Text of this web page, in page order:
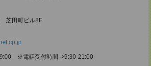
芝田町ビル8F
※電話受付時間⇒9:30-21:00